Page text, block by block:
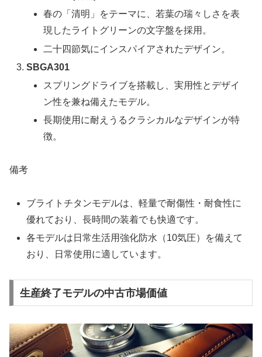
春の「清明」をテーマに、若葉の瑞々しさを表
現したライトグリーンの文字盤を採用。
二十四節気にインスパイアされたデザイン。
SBGA301
スプリングドライブを搭載し、実用性とデザイ
ン性を兼ね備えたモデル。
長期使用に耐えうるクラシカルなデザインが特
徴。
備考
ブライトチタンモデルは、軽量で耐傷性・耐食性に
優れており、長時間の装着でも快適です。
各モデルは日常生活用強化防水（10気圧）を備えて
おり、日常使用に適しています。
生産終了モデルの中古市場価値